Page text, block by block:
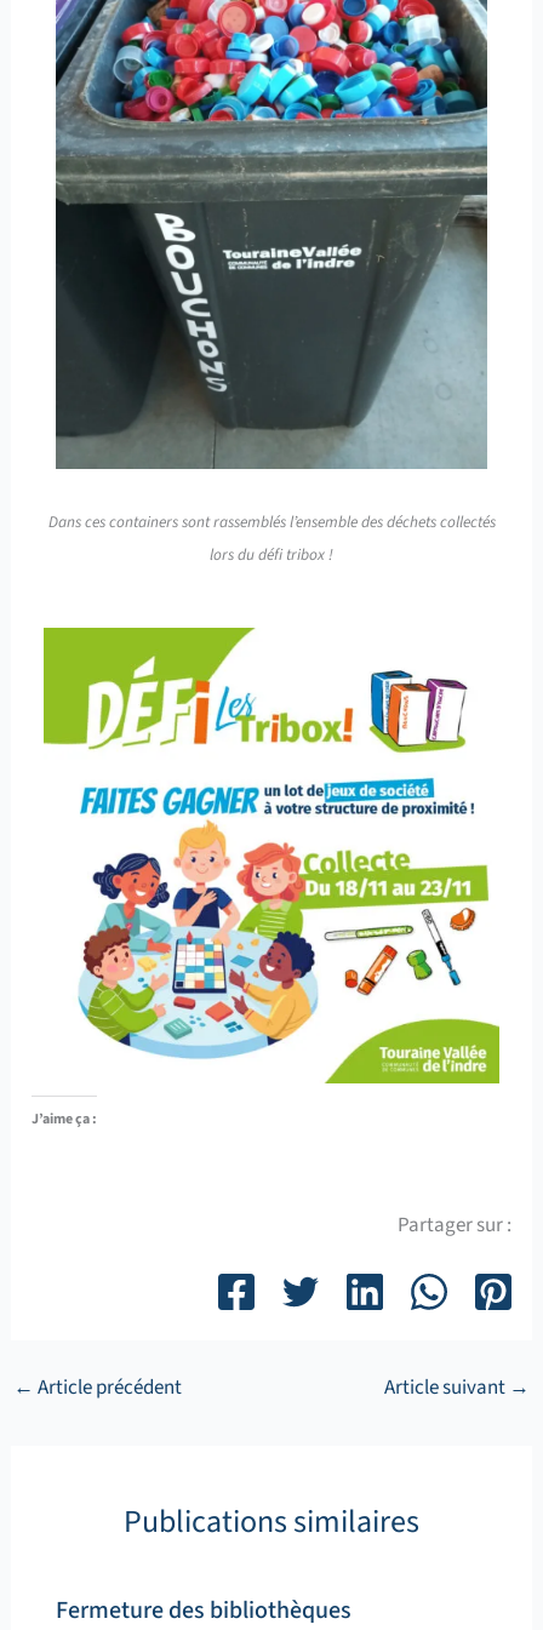
Dans ces containers sont rassemblés l’ensemble des déchets collectés
lors du défi tribox !
J’aime ça :
Partager sur :
← Article précédent Article suivant →
Publications similaires
Fermeture des bibliothèques